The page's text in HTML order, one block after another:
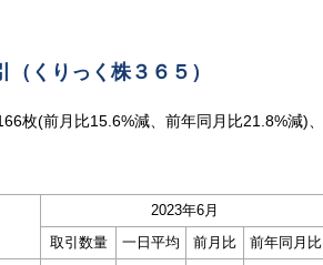
くりっく株３６５）
枚(前月比15.6%減、前年同月比21.8%減)、
2023年6月
取引数量
一日平均 前月比
前年同月比